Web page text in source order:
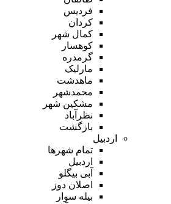
فردیس
کردان
کمال شهر
کوهسار
گرمدره
مارلیک
ماهدشت
محمدشهر
مشکین شهر
نظرآباد
بازگشت
اردبیل
تمام شهر‌ها
اردبیل
آبی بیگلو
اصلان دوز
بیله سوار